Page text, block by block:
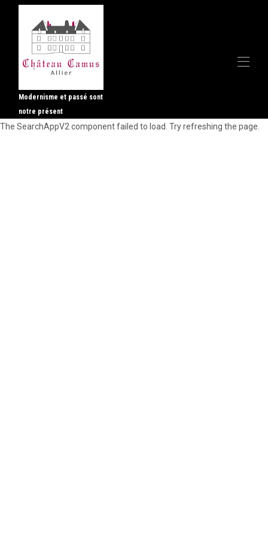
Modernisme et passé sont
notre présent
Accueil
Toutes les propriétés ▾
The SearchAppV2 component failed to load. Try refreshing the page.